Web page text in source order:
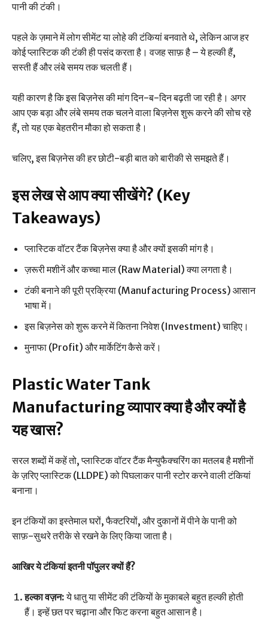
पानी की टंकी।
पहले के ज़माने में लोग सीमेंट या लोहे की टंकियां बनवाते थे, लेकिन आज हर
कोई प्लास्टिक की टंकी ही पसंद करता है। वजह साफ़ है – ये हल्की हैं,
सस्ती हैं और लंबे समय तक चलती हैं।
यही कारण है कि इस बिज़नेस की मांग दिन-ब-दिन बढ़ती जा रही है। अगर
आप एक बड़ा और लंबे समय तक चलने वाला बिज़नेस शुरू करने की सोच रहे
हैं, तो यह एक बेहतरीन मौका हो सकता है।
चलिए, इस बिज़नेस की हर छोटी-बड़ी बात को बारीकी से समझते हैं।
इस लेख से आप क्या सीखेंगे? (Key
Takeaways)
प्लास्टिक वॉटर टैंक बिज़नेस क्या है और क्यों इसकी मांग है।
ज़रूरी मशीनें और कच्चा माल (Raw Material) क्या लगता है।
टंकी बनाने की पूरी प्रक्रिया (Manufacturing Process) आसान
भाषा में।
इस बिज़नेस को शुरू करने में कितना निवेश (Investment) चाहिए।
मुनाफा (Profit) और मार्केटिंग कैसे करें।
Plastic Water Tank
Manufacturing व्यापार क्या है और क्यों है
यह खास?
सरल शब्दों में कहें तो, प्लास्टिक वॉटर टैंक मैन्युफैक्चरिंग का मतलब है मशीनों
के ज़रिए प्लास्टिक (LLDPE) को पिघलाकर पानी स्टोर करने वाली टंकियां
बनाना।
इन टंकियों का इस्तेमाल घरों, फैक्टरियों, और दुकानों में पीने के पानी को
साफ़-सुथरे तरीके से रखने के लिए किया जाता है।
आखिर ये टंकियां इतनी पॉपुलर क्यों हैं?
हल्का वज़न:ये धातु या सीमेंट की टंकियों के मुकाबले बहुत हल्की होती
हैं। इन्हें छत पर चढ़ाना और फिट करना बहुत आसान है।